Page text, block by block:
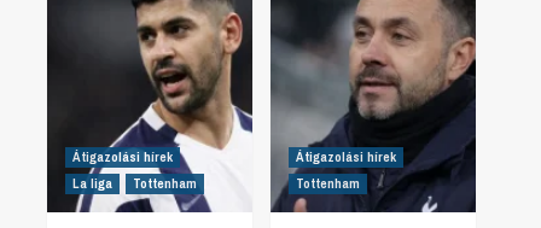
Átigazolási hírek
La liga
Tottenham
Átigazolási hírek
Tottenham